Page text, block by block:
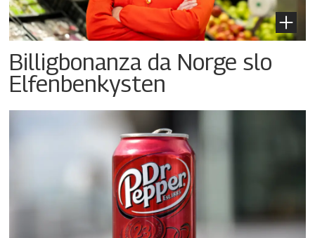
Billigbonanza da Norge slo
Elfenbenkysten